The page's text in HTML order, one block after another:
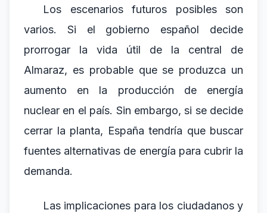
Los escenarios futuros posibles son
varios. Si el gobierno español decide
prorrogar la vida útil de la central de
Almaraz, es probable que se produzca un
aumento en la producción de energía
nuclear en el país. Sin embargo, si se decide
cerrar la planta, España tendría que buscar
fuentes alternativas de energía para cubrir la
demanda.
Las implicaciones para los ciudadanos y